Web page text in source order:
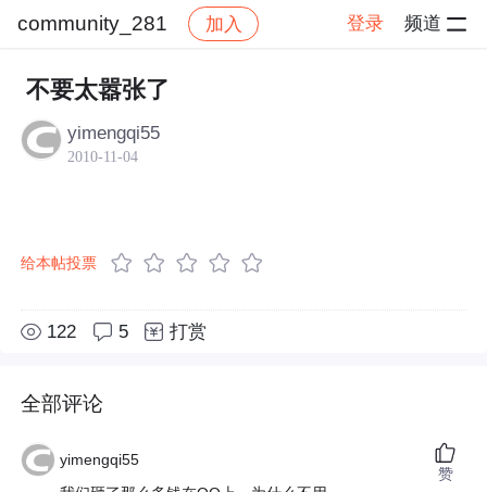
community_281 加入 登录 频道
社区 community_281
不要太嚣张了
yimengqi55
2010-11-04
给本帖投票
122 5 打赏
全部评论
yimengqi55
赞